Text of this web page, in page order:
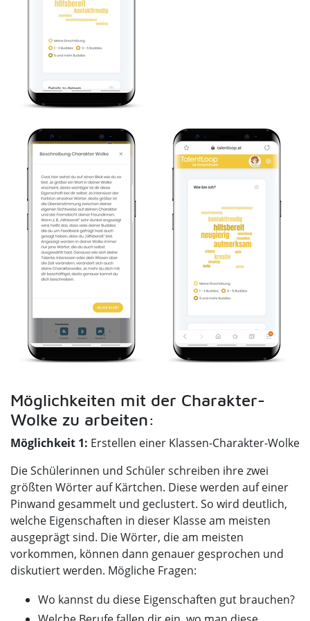
Möglichkeiten mit der Charakter-
Wolke zu arbeiten:
Möglichkeit 1: Erstellen einer Klassen-Charakter-Wolke
Die Schülerinnen und Schüler schreiben ihre zwei
größten Wörter auf Kärtchen. Diese werden auf einer
Pinwand gesammelt und geclustert. So wird deutlich,
welche Eigenschaften in dieser Klasse am meisten
ausgeprägt sind. Die Wörter, die am meisten
vorkommen, können dann genauer gesprochen und
diskutiert werden. Mögliche Fragen:
Wo kannst du diese Eigenschaften gut brauchen?